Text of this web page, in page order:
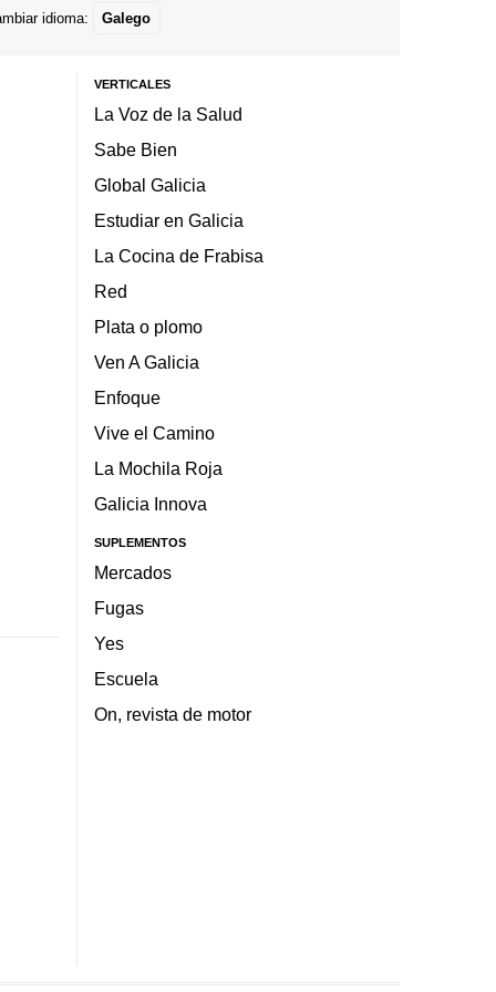
idioma: Galego
VERTICALES
La Voz de la Salud
Sabe Bien
Global Galicia
Estudiar en Galicia
La Cocina de Frabisa
Red
Plata o plomo
Ven A Galicia
Enfoque
Vive el Camino
La Mochila Roja
Galicia Innova
SUPLEMENTOS
Mercados
Fugas
Yes
Escuela
On, revista de motor